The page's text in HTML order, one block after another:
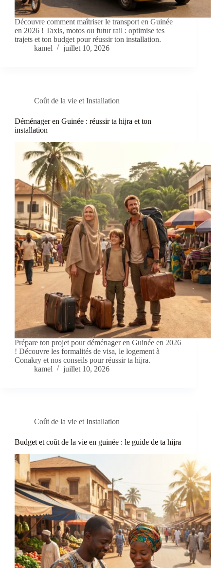
Découvre comment maîtriser le transport en Guinée
en 2026 ! Taxis, motos ou futur rail : optimise tes
trajets et ton budget pour réussir ton installation.
kamel
juillet 10, 2026
Coût de la vie et Installation
Déménager en Guinée : réussir ta hijra et ton
installation
Prépare ton projet pour déménager en Guinée en 2026
! Découvre les formalités de visa, le logement à
Conakry et nos conseils pour réussir ta hijra.
kamel
juillet 10, 2026
Coût de la vie et Installation
Budget et coût de la vie en guinée : le guide de ta hijra